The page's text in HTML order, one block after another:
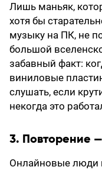
Лишь маньяк,
хотя бы
музыку на ПК, не
большой
забавный факт:
виниловые
слушать, если
некогда это
3. Повторение
Онлайновые люди